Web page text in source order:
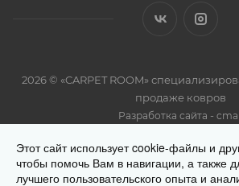
2026 © «CARPET ROOM»
продаже ковров
Разработка сайта - cmall
Этот сайт использует cookie-файлы и
чтобы помочь Вам в навигации, а также
лучшего пользовательского опыта и